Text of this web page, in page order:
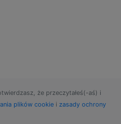
że przeczytałeś(-aś) i
plików cookie i zasady ochrony